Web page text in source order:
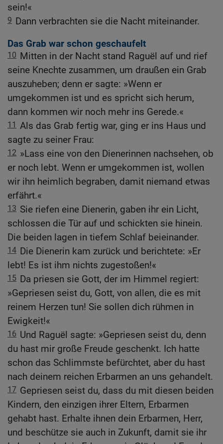
sein!«
9 Dann verbrachten sie die Nacht miteinander.
Das Grab war schon geschaufelt
10 Mitten in der Nacht stand Raguël auf und rief
seine Knechte zusammen, um draußen ein Grab
auszuheben; denn er sagte: »Wenn er
umgekommen ist und es spricht sich herum,
dann kommen wir noch mehr ins Gerede.«
11 Als das Grab fertig war, ging er ins Haus und
sagte zu seiner Frau:
12 »Lass eine von den Dienerinnen nachsehen, ob
er noch lebt. Wenn er umgekommen ist, wollen
wir ihn heimlich begraben, damit niemand etwas
erfährt.«
13 Sie riefen eine Dienerin, gaben ihr ein Licht,
schlossen die Tür auf und schickten sie hinein.
Die beiden lagen in tiefem Schlaf beieinander.
14 Die Dienerin kam zurück und berichtete: »Er
lebt! Es ist ihm nichts zugestoßen!«
15 Da priesen sie Gott, der im Himmel regiert:
»Gepriesen seist du, Gott, von allen, die es mit
reinem Herzen tun! Sie sollen dich rühmen in
Ewigkeit!«
16 Und Raguël sagte: »Gepriesen seist du, denn
du hast mir große Freude geschenkt. Ich hatte
schon das Schlimmste befürchtet, aber du hast
nach deinem reichen Erbarmen an uns gehandelt.
17 Gepriesen seist du, dass du mit diesen beiden
Kindern, den einzigen ihrer Eltern, Erbarmen
gehabt hast. Erhalte ihnen dein Erbarmen, Herr,
und beschütze sie auch in Zukunft, damit sie ihr